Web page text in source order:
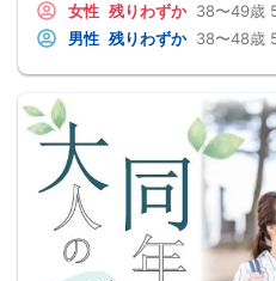
女性 残りわずか 38〜49歳
男性 残りわずか 38〜48歳